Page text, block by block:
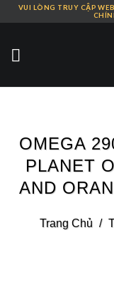
Skip
content
VUI LÒNG TRUY CẬP
OMEGA
PLANET
AND
Trang Chủ /